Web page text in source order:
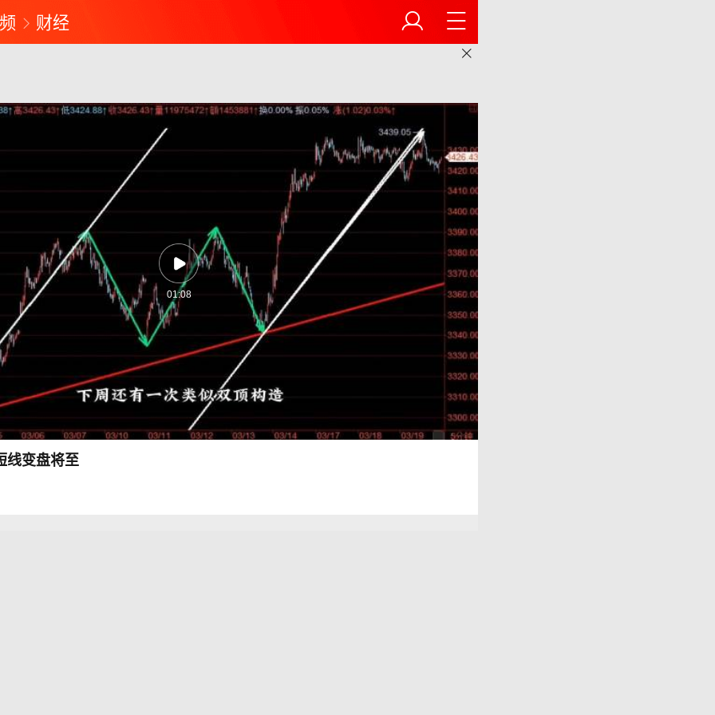
财经
01:08
线变盘将至